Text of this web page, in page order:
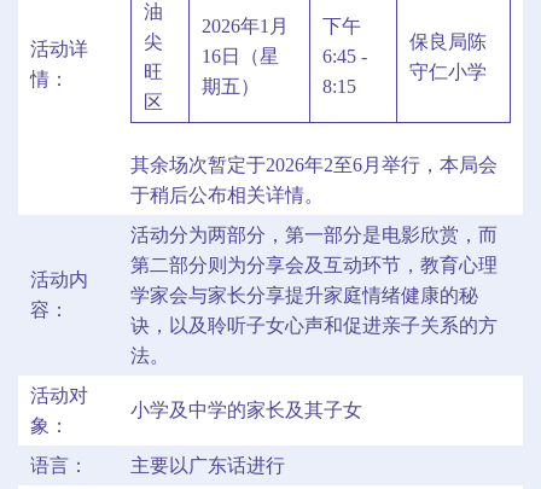
活动详
情：
油
尖
旺
区
2026年1月
16日（星
期五）
下午
6:45 -
8:15
保良局陈
守仁小学
其余场次暂定于2026年2至6月举行，本局会
于稍后公布相关详情。
活动内
容：
活动分为两部分，第一部分是电影欣赏，而
第二部分则为分享会及互动环节，教育心理
学家会与家长分享提升家庭情绪健康的秘
诀，以及聆听子女心声和促进亲子关系的方
法。
活动对
象：
小学及中学的家长及其子女
语言：
主要以广东话进行